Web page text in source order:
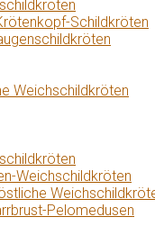
Schildkröten
Weichschildkröten
Weichschildkröten
Pelomedusen